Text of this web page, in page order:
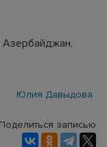
Юлия Давыдова
Поделиться записью